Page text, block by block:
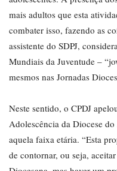
mais adultos que esta
combater isso, fazendo as
assistente do SDPJ,
Mundiais da Juventude –
mesmos nas Jornadas
Neste sentido, o CPDJ
Adolescência da Diocese
aquela faixa etária. “Esta
de contornar, ou seja,